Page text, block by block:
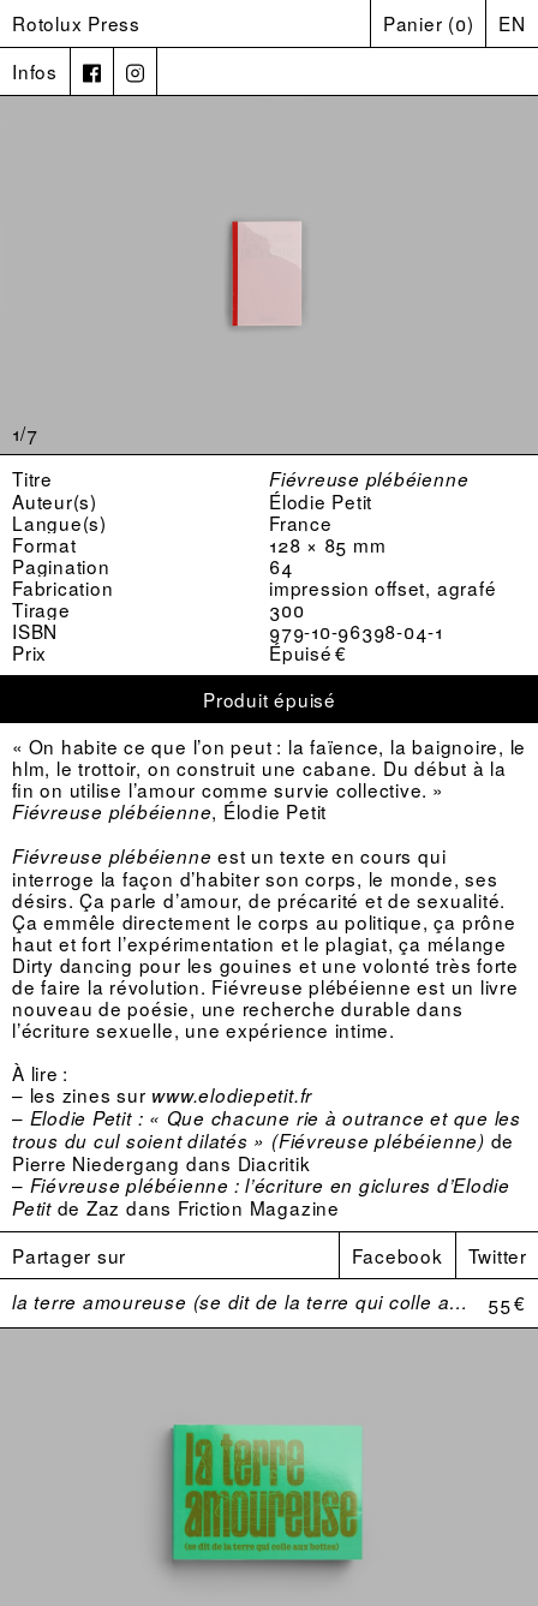
Rotolux Press
Infos
Panier (0) EN
1/7
Titre
Fiévreuse plébéienne
Auteur(s)
Élodie Petit
Langue(s)
France
Format
128 × 85 mm
Pagination
64
Fabrication
impression offset, agrafé
Tirage
300
ISBN
979-10-96398-04-1
Prix
Épuisé €
Produit épuisé
« On habite ce que l’on peut : la faïence, la baignoire, le
hlm, le trottoir, on construit une cabane. Du début à la
fin on utilise l’amour comme survie collective. »
Fiévreuse plébéienne, Élodie Petit
Fiévreuse plébéienne est un texte en cours qui
interroge la façon d’habiter son corps, le monde, ses
désirs. Ça parle d’amour, de précarité et de sexualité.
Ça emmêle directement le corps au politique, ça prône
haut et fort l’expérimentation et le plagiat, ça mélange
Dirty dancing pour les gouines et une volonté très forte
de faire la révolution. Fiévreuse plébéienne est un livre
nouveau de poésie, une recherche durable dans
l’écriture sexuelle, une expérience intime.
À lire :
– les zines sur www.elodiepetit.fr
– Elodie Petit : « Que chacune rie à outrance et que les
trous du cul soient dilatés » (Fiévreuse plébéienne) de
Pierre Niedergang dans Diacritik
– Fiévreuse plébéienne : l’écriture en giclures d’Elodie
Petitde Zaz dans Friction Magazine
Partager sur
Facebook Twitter
la terre amoureuse (se dit de la terre qui colle aux bottes) 55 €